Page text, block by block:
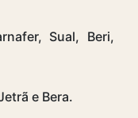
Sual, Beri,
e Bera.